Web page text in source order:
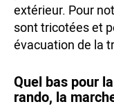
extérieur. Pour
sont tricotées et
évacuation de la
Quel bas pour
rando, la